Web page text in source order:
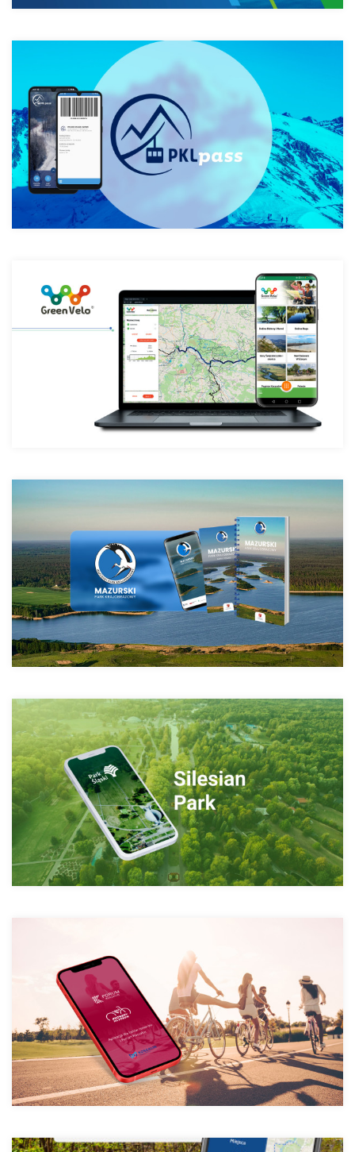
Сілезький парк
Велоспорт Малопольща